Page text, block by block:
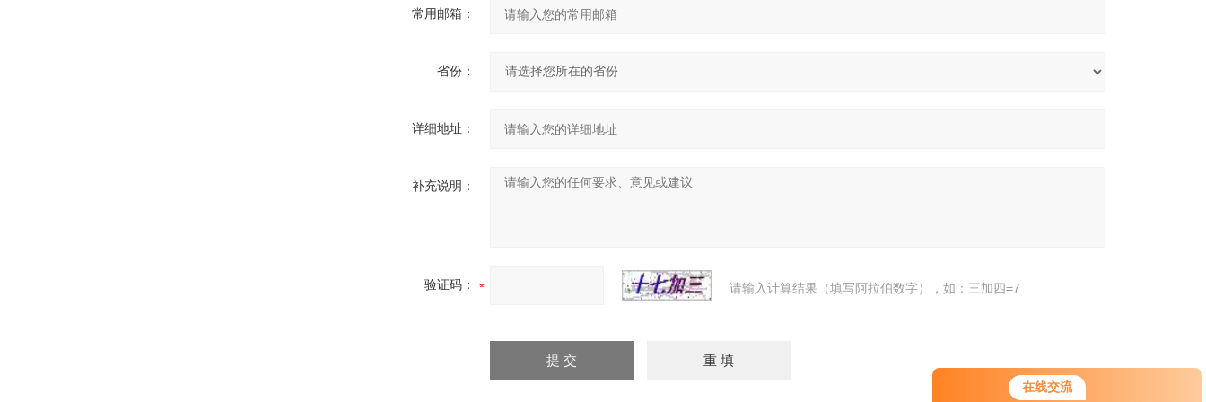
在线交流
常用邮箱：
省份：
详细地址：
补充说明：
验证码： 请输入计算结果（填写阿拉伯数字），如：三加四=7